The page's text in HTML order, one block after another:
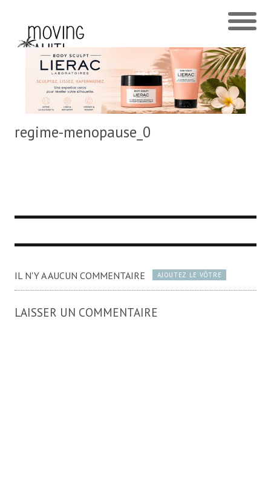
regime-menopause_0
IL N'Y A AUCUN COMMENTAIRE AJOUTEZ LE VÔTRE
LAISSER UN COMMENTAIRE